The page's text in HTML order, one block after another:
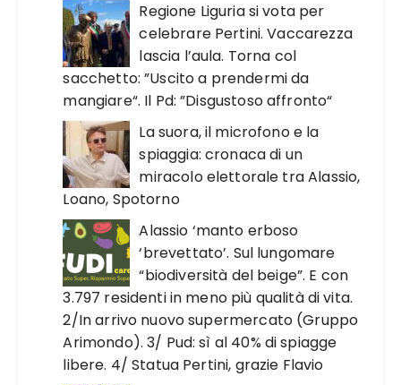
Regione Liguria si vota per
celebrare Pertini. Vaccarezza
lascia l’aula. Torna col
sacchetto: ”Uscito a prendermi da
mangiare“. Il Pd: ”Disgustoso affronto“
La suora, il microfono e la
spiaggia: cronaca di un
miracolo elettorale tra Alassio,
Loano, Spotorno
Alassio ‘manto erboso
‘brevettato’. Sul lungomare
“biodiversità del beige”. E con
3.797 residenti in meno più qualità di vita.
2/In arrivo nuovo supermercato (Gruppo
Arimondo). 3/ Pud: sì al 40% di spiagge
libere. 4/ Statua Pertini, grazie Flavio